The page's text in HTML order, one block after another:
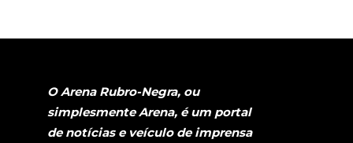
O Arena Rubro-Negra, ou
simplesmente Arena, é um portal
de notícias e veículo de imprensa